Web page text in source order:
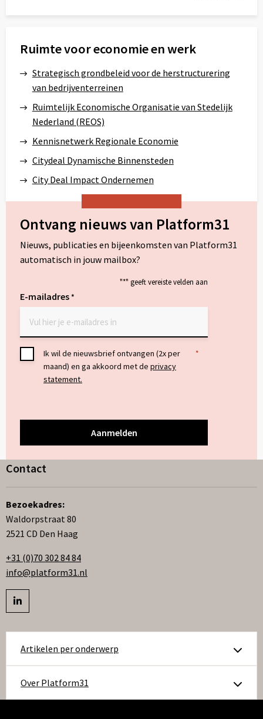
Ruimte voor economie en werk
Strategisch grondbeleid voor de herstructurering
van bedrijventerreinen
Ruimtelijk Economische Organisatie van Stedelijk
Nederland (REOS)
Kennisnetwerk Regionale Economie
Citydeal Dynamische Binnensteden
City Deal Impact Ondernemen
Ontvang nieuws van Platform31
Nieuws, publicaties en bijeenkomsten van Platform31
automatisch in jouw mailbox?
"*" geeft vereiste velden aan
E-mailadres*
Toestemming
Ik wil de nieuwsbrief ontvangen (2x per
maand) en ga akkoord met de privacy
statement.
*
Artikelen per onderwerp
Over Platform31
Contact
Bezoekadres:
Waldorpstraat 80
2521 CD Den Haag
+31 (0)70 302 84 84
info@platform31.nl
Bezoek
op
linkedIn